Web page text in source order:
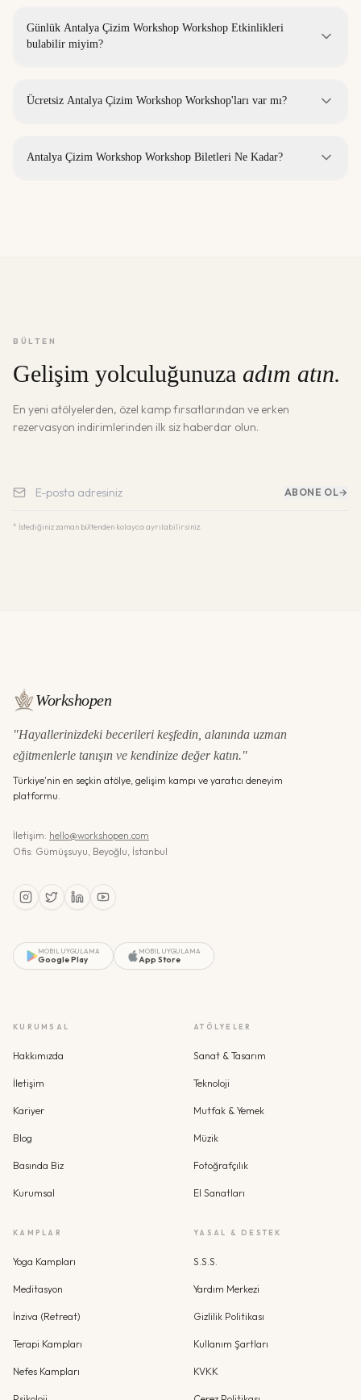
Günlük Antalya Çizim Workshop Workshop Etkinlikleri
bulabilir miyim?
Ücretsiz Antalya Çizim Workshop Workshop'ları var mı?
Antalya Çizim Workshop Workshop Biletleri Ne Kadar?
BÜLTEN
Gelişim yolculuğunuza adım atın.
En yeni atölyelerden, özel kamp fırsatlarından ve erken
rezervasyon indirimlerinden ilk siz haberdar olun.
ABONE OL→
* İstediğiniz zaman bültenden kolayca ayrılabilirsiniz.
Workshopen
"Hayallerinizdeki becerileri keşfedin, alanında uzman
eğitmenlerle tanışın ve kendinize değer katın."
Türkiye'nin en seçkin atölye, gelişim kampı ve yaratıcı deneyim
platformu.
İletişim: hello@workshopen.com
Ofis: Gümüşsuyu, Beyoğlu, İstanbul
MOBIL UYGULAMA
Google Play
MOBIL UYGULAMA
App Store
KURUMSAL
Hakkımızda
İletişim
Kariyer
Blog
Basında Biz
Kurumsal
ATÖLYELER
Sanat & Tasarım
Teknoloji
Mutfak & Yemek
Müzik
Fotoğrafçılık
El Sanatları
KAMPLAR
Yoga Kampları
Meditasyon
İnziva (Retreat)
Terapi Kampları
Nefes Kampları
YASAL & DESTEK
S.S.S.
Yardım Merkezi
Gizlilik Politikası
Kullanım Şartları
KVKK